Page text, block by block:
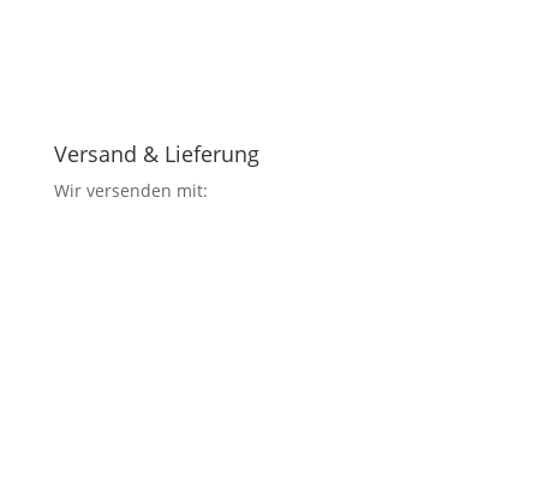
Versand & Lieferung
Wir versenden mit: